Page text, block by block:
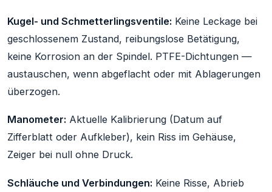
Kugel- und Schmetterlingsventile: Keine Leckage bei
geschlossenem Zustand, reibungslose Betätigung,
keine Korrosion an der Spindel. PTFE-Dichtungen —
austauschen, wenn abgeflacht oder mit Ablagerungen
überzogen.
Manometer: Aktuelle Kalibrierung (Datum auf
Zifferblatt oder Aufkleber), kein Riss im Gehäuse,
Zeiger bei null ohne Druck.
Schläuche und Verbindungen: Keine Risse, Abrieb